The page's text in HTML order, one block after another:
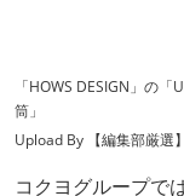
「HOWS DESIGN」の
筒」
Upload By 【編集部厳選
コクヨグループで